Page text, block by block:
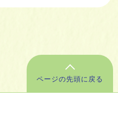
ページの先頭に戻る